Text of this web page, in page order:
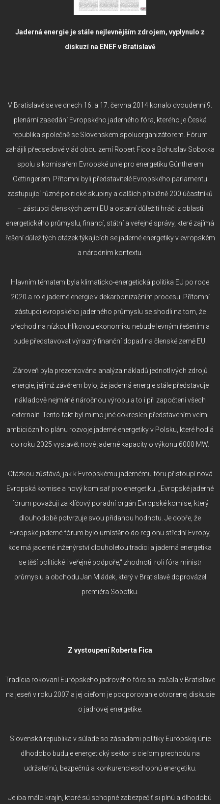
Jaderná energie je stále nejlevnějším zdrojem, vyplynulo z
diskuzí na ENEF v Bratislavě
V Bratislavě se ve dnech 16. a 17. června 2014 konalo dvoudenní 9.
plenární zasedání Evropského jaderného fóra, kterého je Česká
republika společně se Slovenskem spoluorganizátorem. Fórum
zahájili předsedové vlád obou zemí Robert Fico a Bohuslav Sobotka
spolu s komisařem Evropské unie pro energetiku Güntherem
Oettingerem. Přítomni byli představitelé Evropského parlamentu
zastupující různé politické skupiny a dalších přibližně 200 účastníků
– zástupci členských zemí EU a ostatní důležití hráči z oblasti
energetického průmyslu, financí, státní a veřejné správy, které zajímá
řešení důležitých otázek týkajících se jaderné energetiky v evropském
a národním kontextu.
Hlavním tématem byla klimaticko-energetická politika EU po roce
2020 a role jaderné energie v dekarbonizačním procesu. Přítomní
zástupci evropského jaderného průmyslu se shodli na tom, že
přechod na nízkouhlíkovou ekonomiku nebude levným řešením a
bude představovat výrazný finanční dopad na členské země EU.
Zároveň byla prezentována analýza nákladů jednotlivých zdrojů
energie, jejímž závěrem bylo, že jaderná energie stále představuje
nákladově nejméně náročnou výrobu a to i při započtení všech
externalit. Tento fakt byl mimo jiné dokreslen představením velmi
ambiciózního plánu rozvoje jaderné energetiky v Polsku, které hodlá
do roku 2025 vystavět nové jaderné kapacity o výkonu 6000 MW.
Otázkou zůstává, jak k Evropskému jadernému fóru přistoupí nová
Evropská komise a nový komisař pro energetiku. „Evropské jaderné
fórum považuji za klíčový poradní orgán Evropské komise, který
dlouhodobě potvrzuje svou přidanou hodnotu. Je dobře, že
Evropské jaderné fórum bylo umístěno do regionu střední Evropy,
kde má jaderné inženýrství dlouholetou tradici a jaderná energetika
se těší politické i veřejné podpoře,“ zhodnotil roli fóra ministr
průmyslu a obchodu Jan Mládek, který v Bratislavě doprovázel
premiéra Sobotku.
Z vystoupení Roberta Fica
Tradícia rokovaní Európskeho jadrového fóra sa začala v Bratislave
na jeseň v roku 2007 a jej cieľom je podporovanie otvorenej diskusie
o jadrovej energetike.
Slovenská republika v súlade so zásadami politiky Európskej únie
dlhodobo buduje energetický sektor s cieľom prechodu na
udržateľnú, bezpečnú a konkurencieschopnú energetiku.
Je iba málo krajín, ktoré sú schopné zabezpečiť si plnú a dlhodobú